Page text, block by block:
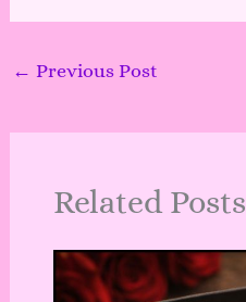
← Previous Post
Related Posts